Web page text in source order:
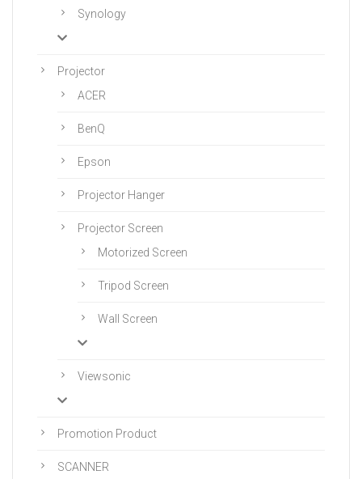
Synology
Projector
ACER
BenQ
Epson
Projector Hanger
Projector Screen
Motorized Screen
Tripod Screen
Wall Screen
Viewsonic
Promotion Product
SCANNER